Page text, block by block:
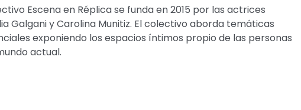
Escena en Réplica se funda en 2015 por las actrices
Galgani y Carolina Munitiz. El colectivo aborda temáticas
exponiendo los espacios íntimos propio de las personas
actual.